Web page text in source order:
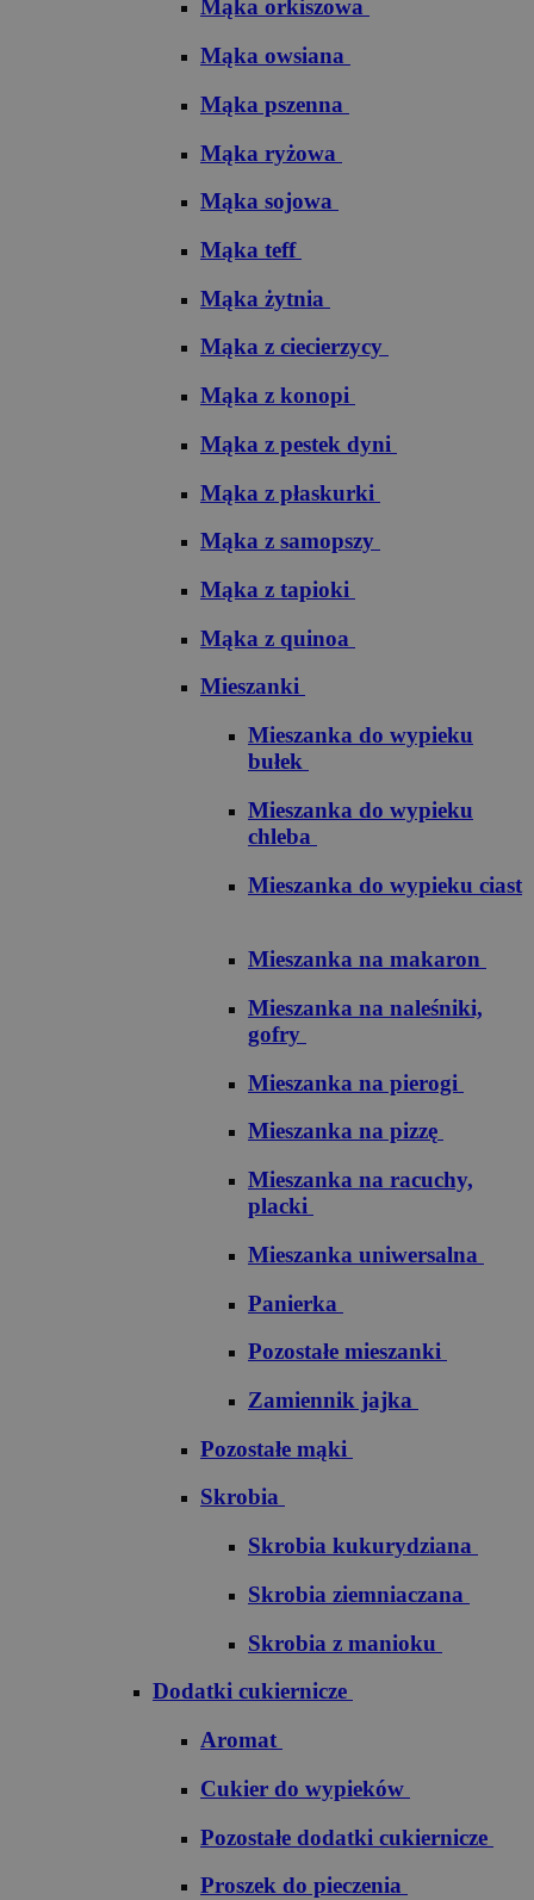
Mąka orkiszowa
Mąka owsiana
Mąka pszenna
Mąka ryżowa
Mąka sojowa
Mąka teff
Mąka żytnia
Mąka z ciecierzycy
Mąka z konopi
Mąka z pestek dyni
Mąka z płaskurki
Mąka z samopszy
Mąka z tapioki
Mąka z quinoa
Mieszanki
Mieszanka do wypieku
bułek
Mieszanka do wypieku
chleba
Mieszanka do wypieku ciast
Mieszanka na makaron
Mieszanka na naleśniki,
gofry
Mieszanka na pierogi
Mieszanka na pizzę
Mieszanka na racuchy,
placki
Mieszanka uniwersalna
Panierka
Pozostałe mieszanki
Zamiennik jajka
Pozostałe mąki
Skrobia
Skrobia kukurydziana
Skrobia ziemniaczana
Skrobia z manioku
Dodatki cukiernicze
Aromat
Cukier do wypieków
Pozostałe dodatki cukiernicze
Proszek do pieczenia